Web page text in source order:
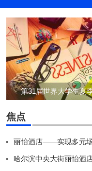
第31届世界大学生夏
焦点
丽怡酒店——实现多元
哈尔滨中央大街丽怡酒